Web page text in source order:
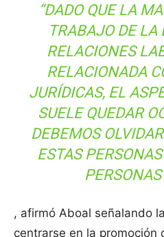
“DADO QUE LA
TRABAJO DE LA
RELACIONES
RELACIONADA
JURÍDICAS, EL
SUELE QUEDAR
DEBEMOS
ESTAS
, afirmó Aboal señalando
centrarse en la promoción